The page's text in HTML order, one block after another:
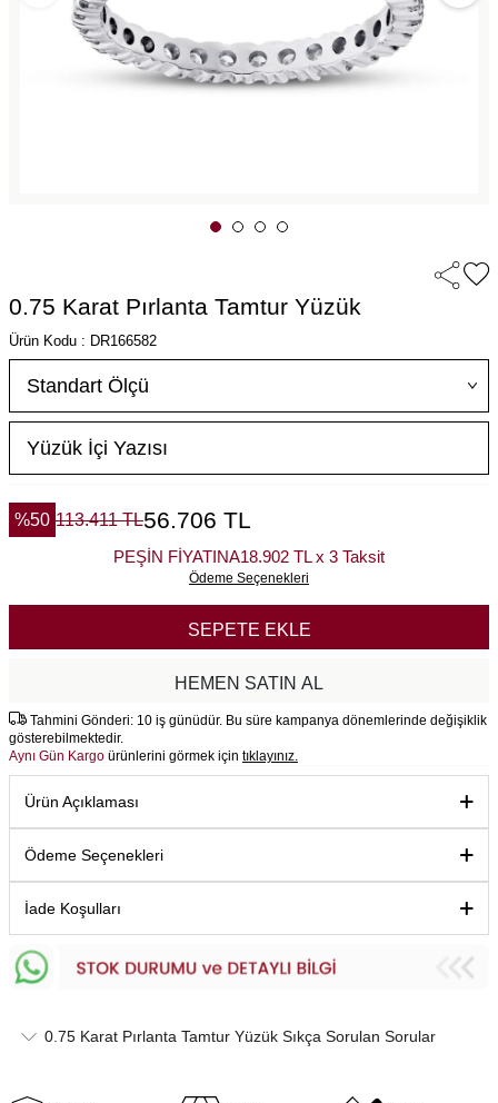
0.75 Karat Pırlanta Tamtur Yüzük
Ürün Kodu : DR166582
%50 113.411TL56.706 TL
PEŞİN FİYATINA18.902 TL x 3 Taksit
Ödeme Seçenekleri
SEPETE EKLE
HEMEN SATIN AL
Tahmini Gönderi: 10 iş günüdür. Bu süre kampanya dönemlerinde değişiklik
gösterebilmektedir.
Aynı Gün Kargo ürünlerini görmek için tıklayınız.
Ürün Açıklaması
Ödeme Seçenekleri
İade Koşulları
0.75 Karat Pırlanta Tamtur Yüzük Sıkça Sorulan Sorular